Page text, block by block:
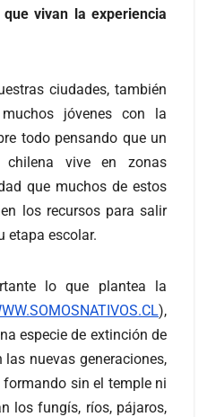
vivan la experiencia
ciudades, también
jóvenes con la
todo pensando que un
vive en zonas
que muchos de estos
los recursos para salir
etapa escolar.
lo que plantea la
),
especie de extinción de
nuevas generaciones,
sin el temple ni
los fungís, ríos, pájaros,